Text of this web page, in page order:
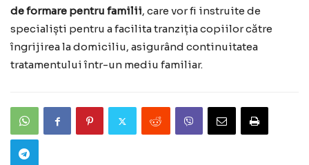
de formare pentru familii, care vor fi instruite de
specialiști pentru a facilita tranziția copiilor către
îngrijirea la domiciliu, asigurând continuitatea
tratamentului într-un mediu familiar.